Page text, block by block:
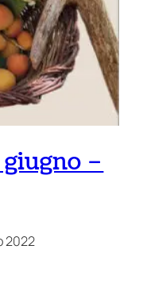
giugno –
2022